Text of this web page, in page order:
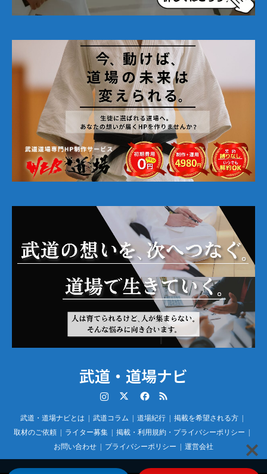
武道・道場ナビ
RSS
武道・道場ナビとは 武道コラム 道場紀行
掲載を希望される方
取材のご依頼
ライター募集
掲載・利用規約・プライバシーポリシー
お問い合わせ
プライバシーポリシー 運営会社